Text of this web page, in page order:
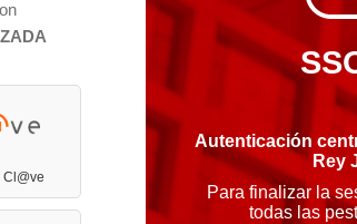
Cl@ve
Autenticación
Rey
Para finalizar la
todas las